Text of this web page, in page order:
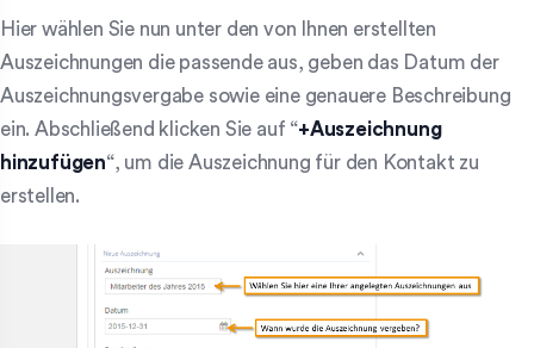
Hier wählen Sie nun unter den von Ihnen erstellten
Auszeichnungen die passende aus, geben das Datum der
Auszeichnungsvergabe sowie eine genauere Beschreibung
ein. Abschließend klicken Sie auf “+Auszeichnung
hinzufügen“, um die Auszeichnung für den Kontakt zu
erstellen.